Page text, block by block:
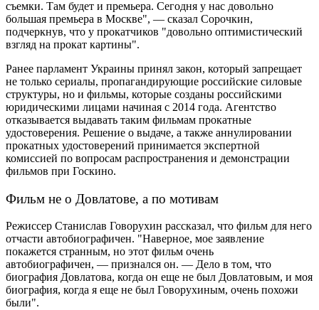
съемки. Там будет и премьера. Сегодня у нас довольно
большая премьера в Москве", — сказал Сорочкин,
подчеркнув, что у прокатчиков "довольно оптимистический
взгляд на прокат картины".
Ранее парламент Украины принял закон, который запрещает
не только сериалы, пропагандирующие российские силовые
структуры, но и фильмы, которые созданы российскими
юридическими лицами начиная с 2014 года. Агентство
отказывается выдавать таким фильмам прокатные
удостоверения. Решение о выдаче, а также аннулировании
прокатных удостоверений принимается экспертной
комиссией по вопросам распространения и демонстрации
фильмов при Госкино.
Фильм не о Довлатове, а по мотивам
Режиссер Станислав Говорухин рассказал, что фильм для него
отчасти автобиографичен. "Наверное, мое заявление
покажется странным, но этот фильм очень
автобиографичен, — признался он. — Дело в том, что
биография Довлатова, когда он еще не был Довлатовым, и моя
биография, когда я еще не был Говорухиным, очень похожи
были".